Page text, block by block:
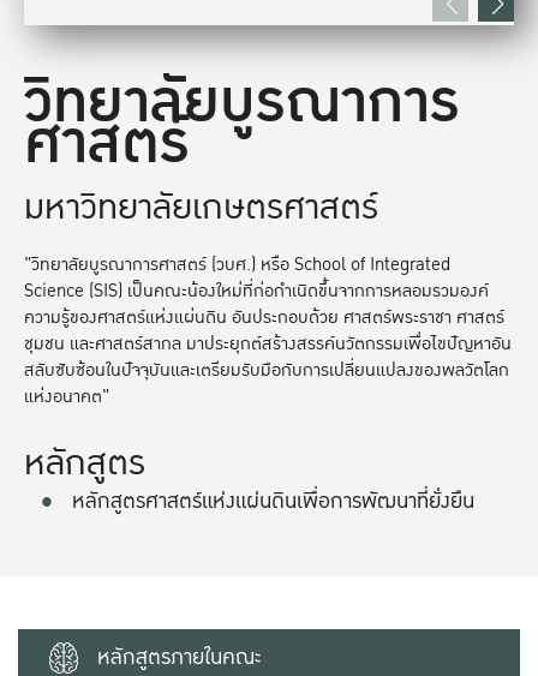
วิทยาลัยบูรณาการ
ศาสตร์
มหาวิทยาลัยเกษตรศาสตร์
"วิทยาลัยบูรณาการศาสตร์ (วบศ.) หรือ School of Integrated
Science (SIS) เป็นคณะน้องใหม่ที่ก่อกำเนิดขึ้นจากการหลอมรวมองค์
ความรู้ของศาสตร์แห่งแผ่นดิน อันประกอบด้วย ศาสตร์พระราชา ศาสตร์
ชุมชน และศาสตร์สากล มาประยุกต์สร้างสรรค์นวัตกรรมเพื่อไขปัญหาอัน
สลับซับซ้อนในปัจจุบันและเตรียมรับมือกับการเปลี่ยนแปลงของพลวัตโลก
แห่งอนาคต"
หลักสูตร
หลักสูตรศาสตร์แห่งแผ่นดินเพื่อการพัฒนาที่ยั่งยืน
หลักสูตรภายในคณะ